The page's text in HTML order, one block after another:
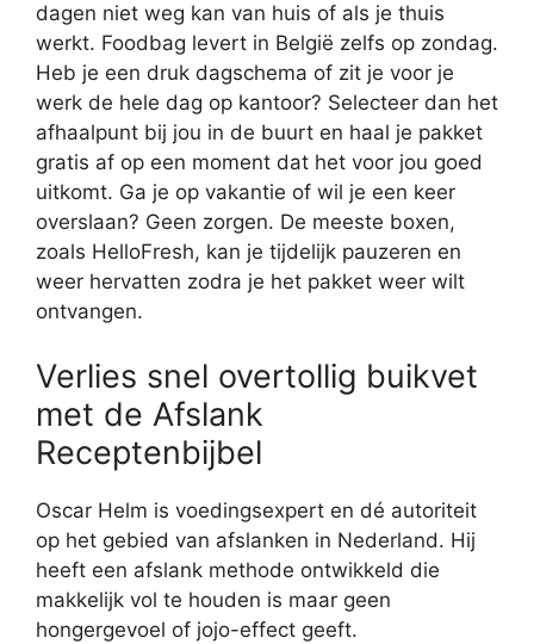
dagen niet weg kan van huis of als je thuis
werkt. Foodbag levert in België zelfs op zondag.
Heb je een druk dagschema of zit je voor je
werk de hele dag op kantoor? Selecteer dan het
afhaalpunt bij jou in de buurt en haal je pakket
gratis af op een moment dat het voor jou goed
uitkomt. Ga je op vakantie of wil je een keer
overslaan? Geen zorgen. De meeste boxen,
zoals HelloFresh, kan je tijdelijk pauzeren en
weer hervatten zodra je het pakket weer wilt
ontvangen.
Verlies snel overtollig buikvet
met de Afslank
Receptenbijbel
Oscar Helm is voedingsexpert en dé autoriteit
op het gebied van afslanken in Nederland. Hij
heeft een afslank methode ontwikkeld die
makkelijk vol te houden is maar geen
hongergevoel of jojo-effect geeft.